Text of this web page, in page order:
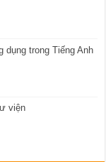
trong Tiếng Anh
viện